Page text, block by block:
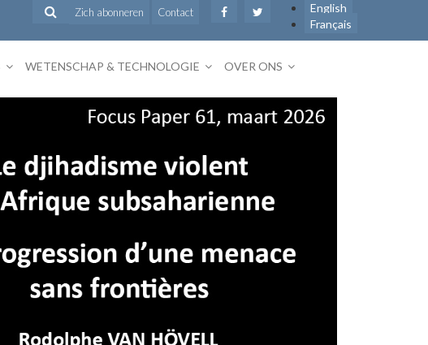
English
Français
Zich abonneren Contact
WETENSCHAP & TECHNOLOGIE OVER ONS